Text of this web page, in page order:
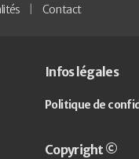
Contact
Infos légales
Politique de
Copyright ©